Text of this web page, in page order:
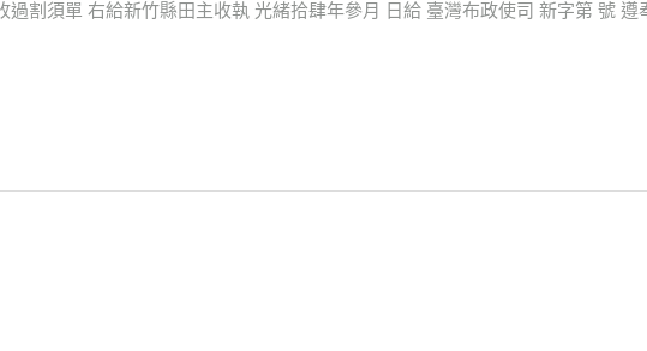
割須單 右給新竹縣田主收執 光緒拾肆年參月 日給 臺灣布政使司 新字第 號